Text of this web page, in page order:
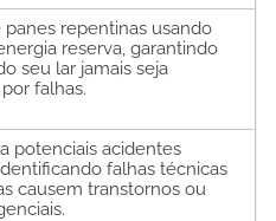
repentinas usando
reserva, garantindo
seu lar jamais seja
falhas.
potenciais acidentes
falhas técnicas
causem transtornos ou